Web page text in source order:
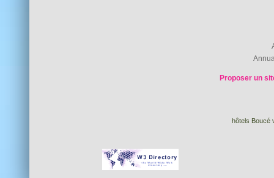
Proposer un
hôtels Boucé